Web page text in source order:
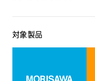
対象製品